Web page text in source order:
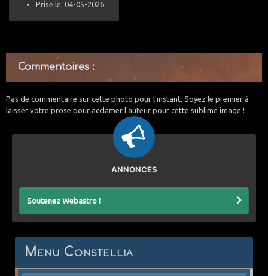
Prise le: 04-05-2026
Commentaires :
Pas de commentaire sur cette photo pour l'instant. Soyez le premier à
laisser votre prose pour acclamer l'auteur pour cette sublime image !
ANNONCES
Soutenez Webastro !
Menu Constellia